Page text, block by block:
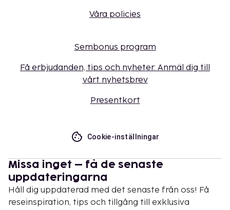
Våra policies
Sembonus program
Få erbjudanden, tips och nyheter. Anmäl dig till
vårt nyhetsbrev
Presentkort
Cookie-inställningar
Missa inget – få de senaste
uppdateringarna
Håll dig uppdaterad med det senaste från oss! Få
reseinspiration, tips och tillgång till exklusiva